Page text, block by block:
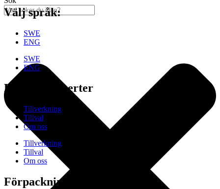
Välj språk:
SWE
ENG
SWE
ENG
Erfarna Experter
Tillverkning
Tillval
Om oss
Tillverkning
Tillval
Om oss
Förpackningar